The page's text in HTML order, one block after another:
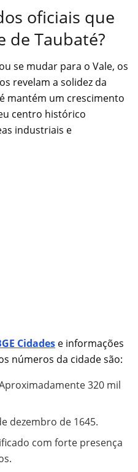
oficiais que
de Taubaté?
se mudar para o Vale, os
revelam a solidez da
mantém um crescimento
centro histórico
industriais e
Cidades e informações
números da cidade são:
320 mil
dezembro de 1645.
com forte presença